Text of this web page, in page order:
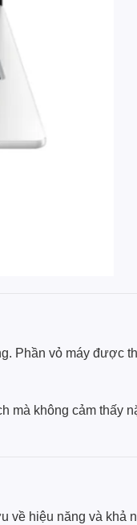
Phần vỏ máy được
mà không cảm thấy
về hiệu năng và khả